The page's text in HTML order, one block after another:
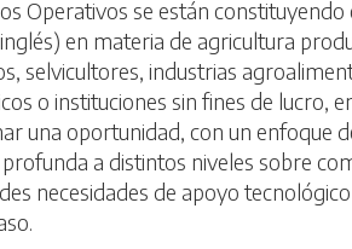
Operativos se están
en materia de agricultura
selvicultores, industrias
o instituciones sin fines de lucro,
una oportunidad, con un enfoque
a distintos niveles sobre
necesidades de apoyo